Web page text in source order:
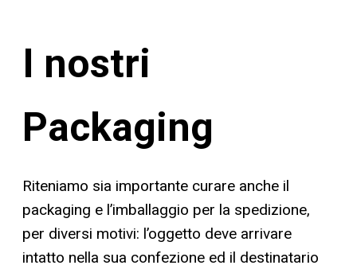
I nostri
Packaging
Riteniamo sia importante curare anche il
packaging e l’imballaggio per la spedizione,
per diversi motivi: l’oggetto deve arrivare
intatto nella sua confezione ed il destinatario